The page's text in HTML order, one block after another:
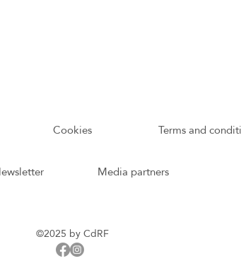
Cookies Terms and
Media partners
©2025 by CdRF